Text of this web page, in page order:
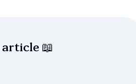
article 📖